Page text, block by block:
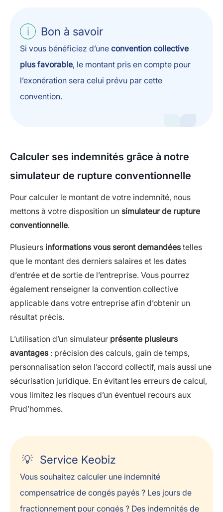
Bon à savoir
Si vous bénéficiez d’une convention collective
plus favorable, le montant pris en compte pour
l’exonération sera celui prévu par cette
convention.
Calculer ses indemnités grâce à notre
simulateur de rupture conventionnelle
Pour calculer le montant de votre indemnité, nous
mettons à votre disposition un simulateur de rupture
conventionnelle.
Plusieurs informations vous seront demandéestelles
que le montant des derniers salaires et les dates
d’entrée et de sortie de l’entreprise. Vous pourrez
également renseigner la convention collective
applicable dans votre entreprise afin d’obtenir un
résultat précis.
L’utilisation d’un simulateur présente plusieurs
avantages: précision des calculs, gain de temps,
personnalisation selon l’accord collectif, mais aussi une
sécurisation juridique. En évitant les erreurs de calcul,
vous limitez les risques d’un éventuel recours aux
Prud’hommes.
Service Keobiz
Vous souhaitez calculer une indemnité
compensatrice de congés payés ? Les jours de
fractionnement pour congés ? Des indemnités de